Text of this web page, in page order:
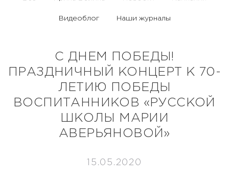
Видеоблог Наши журналы
С ДНЕМ ПОБЕДЫ!
ПРАЗДНИЧНЫЙ КОНЦЕРТ К 70-
ЛЕТИЮ ПОБЕДЫ
ВОСПИТАННИКОВ «РУССКОЙ
ШКОЛЫ МАРИИ
АВЕРЬЯНОВОЙ»
15.05.2020